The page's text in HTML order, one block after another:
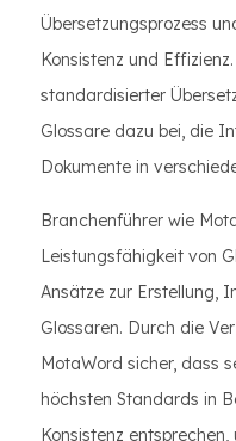
Übersetzungsprozess
Konsistenz und
standardisierter
Glossare dazu bei, die
Dokumente in
Branchenführer wie
Leistungsfähigkeit von
Ansätze zur Erstellung,
Glossaren. Durch die
MotaWord sicher, dass
höchsten Standards in
Konsistenz